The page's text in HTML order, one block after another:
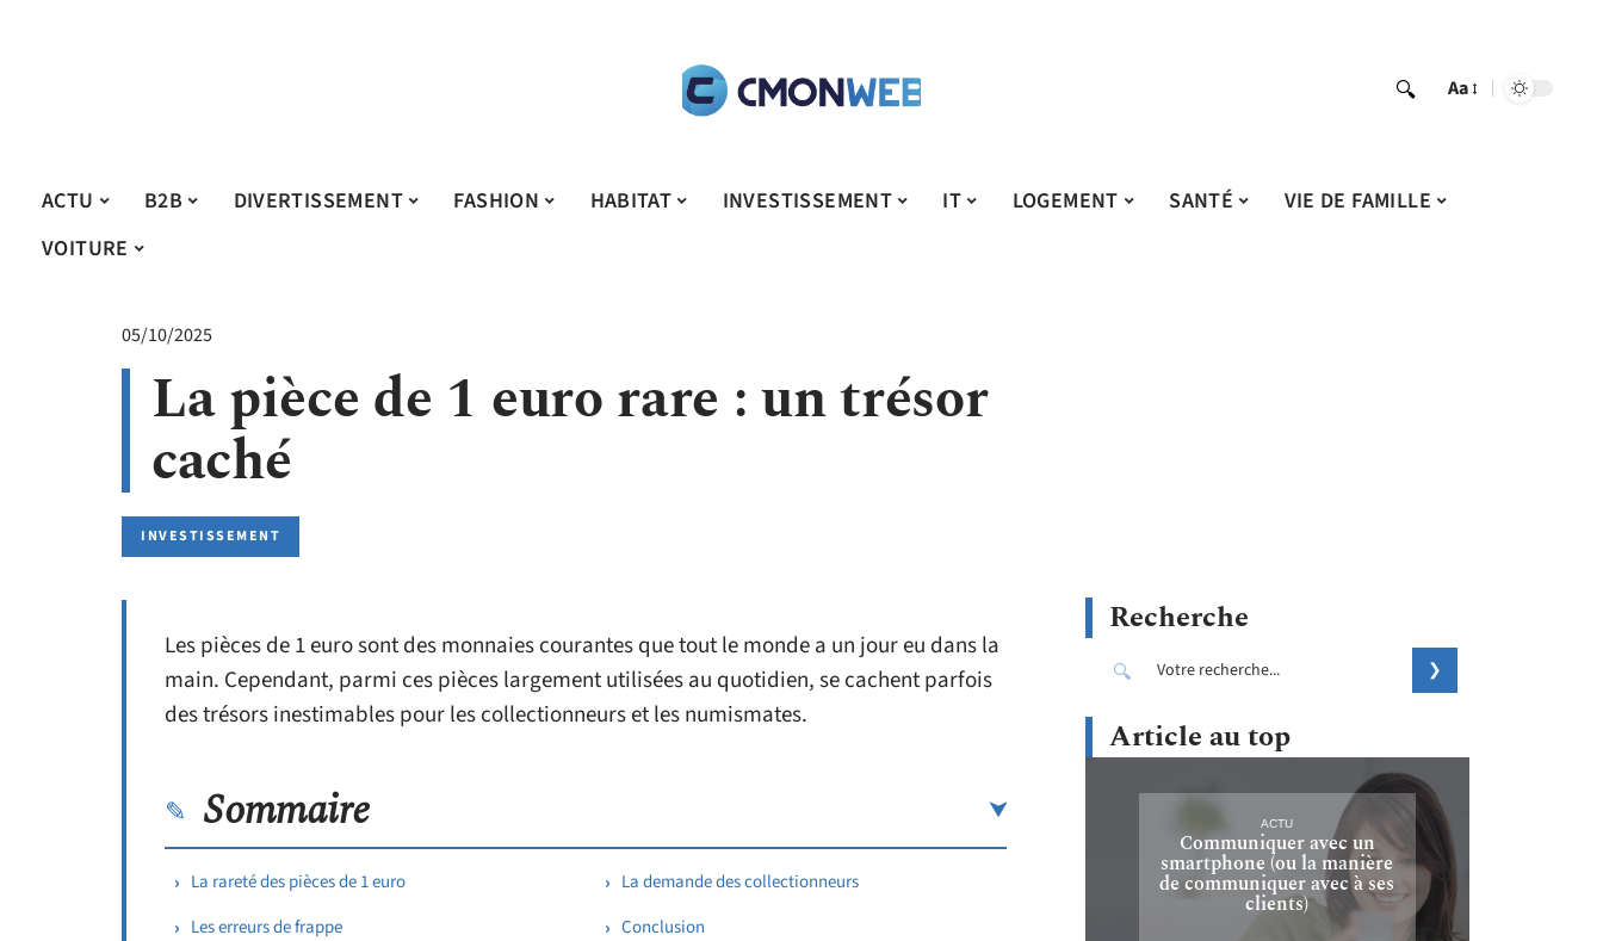
Aa
ACTU B2B DIVERTISSEMENT FASHION HABITAT INVESTISSEMENT IT LOGEMENT SANTÉ
VIE DE FAMILLE
VOITURE
05/10/2025
La pièce de 1 euro rare : un trésor
caché
INVESTISSEMENT
Les pièces de 1 euro sont des monnaies courantes que tout le monde a un jour eu dans la
main. Cependant, parmi ces pièces largement utilisées au quotidien, se cachent parfois
des trésors inestimables pour les collectionneurs et les numismates.
Sommaire
La rareté des pièces de 1 euro
Les erreurs de frappe
La demande des collectionneurs
Conclusion
Recherche
Article au top
ACTU
Communiquer avec un
smartphone (ou la manière
de communiquer avec à ses
clients)